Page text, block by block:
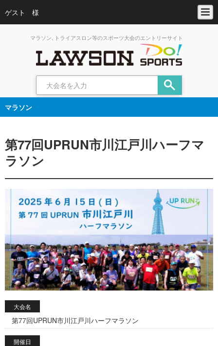
ゲスト 様
マラソン､トライアスロン等のスポーツ大会のエントリーサイト
マラソン
第77回UPRUN市川江戸川ハーフマ
ラソン
大会名
第77回UPRUN市川江戸川ハーフマラソン
開催日